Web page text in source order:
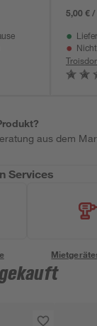
5,00 €
aus dem
Services